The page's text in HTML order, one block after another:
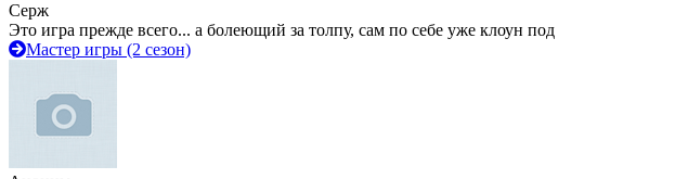
Серж
Это игра прежде всего... а болеющий за толпу, сам по себе уже клоун под
Мастер игры (2 сезон)